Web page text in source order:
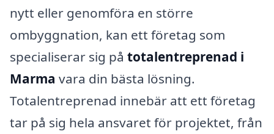
nytt eller genomföra en större
ombyggnation, kan ett företag som
specialiserar sig på totalentreprenad i
Marma vara din bästa lösning.
Totalentreprenad innebär att ett företag
tar på sig hela ansvaret för projektet, från